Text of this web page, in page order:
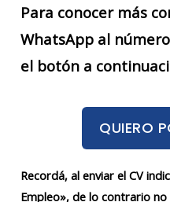
Para conocer más
WhatsApp al
el botón a
QUIERO
Recordá, al enviar el CV
Empleo», de lo contrario